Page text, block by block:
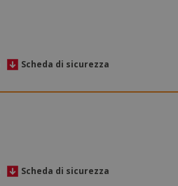
Scheda di sicurezza
Scheda di sicurezza